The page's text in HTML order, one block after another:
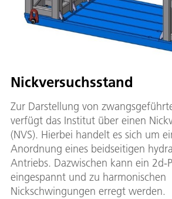
Nickversuchsstand
Zur Darstellung von
verfügt das Institut über einen
(NVS). Hierbei handelt es sich um
Anordnung eines beidseitigen
Antriebs. Dazwischen kann ein 2d-
eingespannt und zu harmonischen
Nickschwingungen erregt werden.